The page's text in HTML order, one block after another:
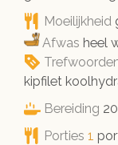
Moeilijkheid
Afwas heel
kipfilet
Bereiding 20
Porties1